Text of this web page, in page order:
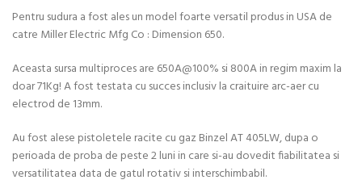
Pentru sudura a fost ales un model foarte versatil produs in USA de
catre Miller Electric Mfg Co : Dimension 650.
Aceasta sursa multiproces are 650A@100% si 800A in regim maxim la
doar 71Kg! A fost testata cu succes inclusiv la craituire arc-aer cu
electrod de 13mm.
Au fost alese pistoletele racite cu gaz Binzel AT 405LW, dupa o
perioada de proba de peste 2 luni in care si-au dovedit fiabilitatea si
versatilitatea data de gatul rotativ si interschimbabil.